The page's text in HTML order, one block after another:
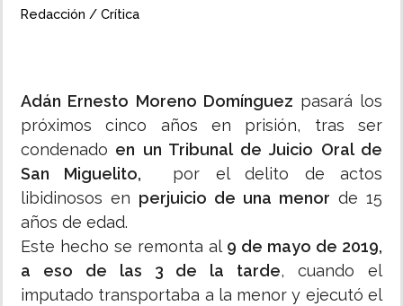
Redacción / Crítica
Adán Ernesto Moreno Domínguez pasará los
próximos cinco años en prisión, tras ser
condenado en un Tribunal de Juicio Oral de
San Miguelito, por el delito de actos
libidinosos en perjuicio de una menor de 15
años de edad.
Este hecho se remonta al 9 de mayo de 2019,
a eso de las 3 de la tarde, cuando el
imputado transportaba a la menor y ejecutó el